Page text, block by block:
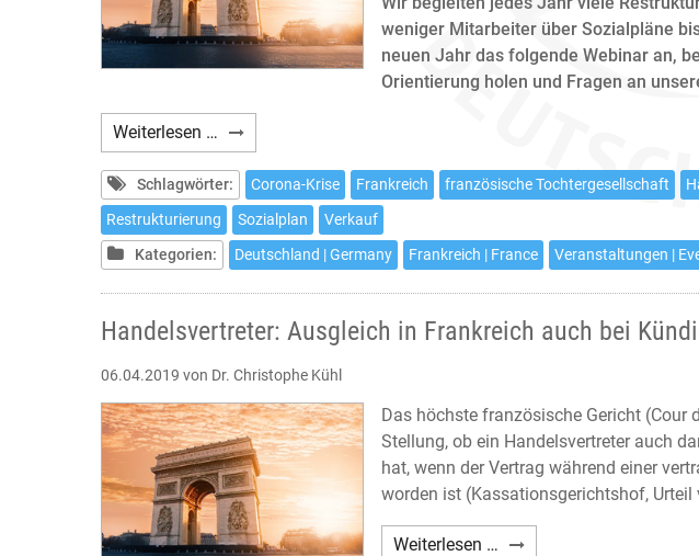
weniger Mitarbeiter über Sozialpläne
neuen Jahr das folgende Webinar an,
Orientierung holen und Fragen an
Weiterlesen … Webinar:
Die
französische
Tochtergesellschaft
in
der
Krise
Schlagwörter: Corona-Krise Frankreich französische Tochtergesellschaft
Restrukturierung
Sozialplan
Verkauf
Kategorien:
Deutschland | Germany Frankreich | France Veranstaltungen |
Handelsvertreter: Ausgleich in Frankreich auch bei
06.04.2019 von Dr. Christophe Kühl
Das höchste französische Gericht (Cour
Stellung, ob ein Handelsvertreter auch
hat, wenn der Vertrag während einer
worden ist (Kassationsgerichtshof,
Weiterlesen … Handelsvertreter: